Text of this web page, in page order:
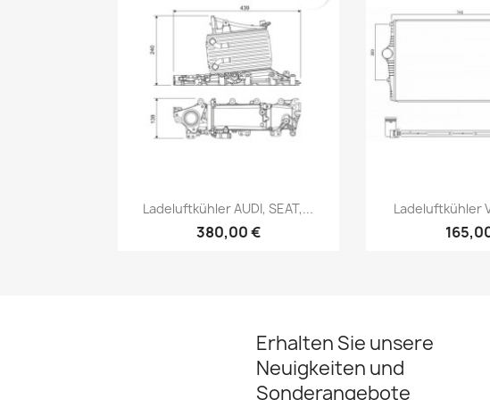
Vorschau
Ladeluftkühler AUDI, SEAT,...
380,00 €

Ladeluftkühler
Erhalten Sie unsere
Neuigkeiten und
Sonderangebote